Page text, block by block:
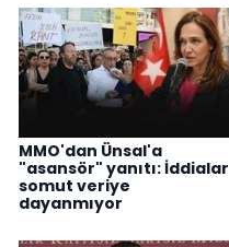
MMO'dan Ünsal'a
"asansör" yanıtı: İddialar
somut veriye
dayanmıyor